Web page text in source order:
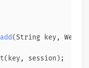
add(String key,
session);